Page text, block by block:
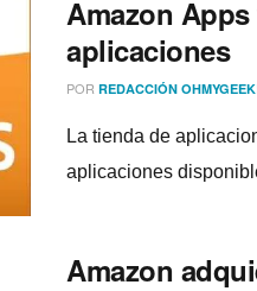
Amazon
aplicaciones
POR REDACCIÓN
La tienda de
aplicaciones
Amazon